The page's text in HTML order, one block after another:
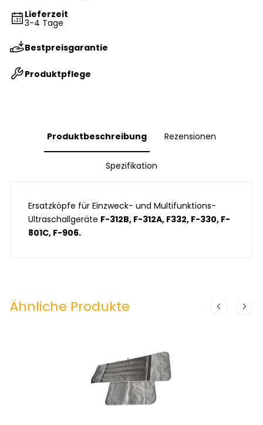
Lieferzeit
3-4 Tage
Bestpreisgarantie
Produktpflege
Produktbeschreibung Rezensionen
Spezifikation
Ersatzköpfe für Einzweck- und Multifunktions-
Ultraschallgeräte F-312B, F-312A, F332, F-330, F-
801C, F-906.
Ähnliche Produkte